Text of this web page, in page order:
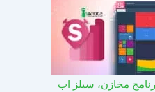
مخازن، سيلز اب